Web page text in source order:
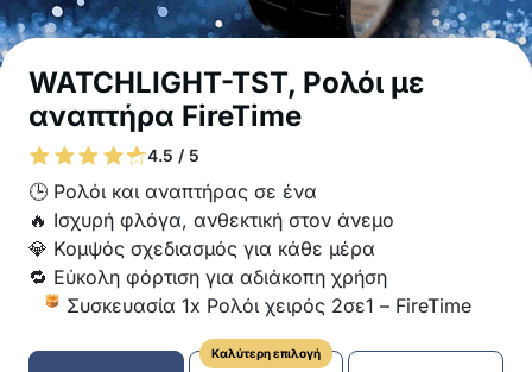
WATCHLIGHT-TST, Ρολόι με
αναπτήρα FireTime
4.5 / 5
🕒 Ρολόι και αναπτήρας σε ένα
🔥 Ισχυρή φλόγα, ανθεκτική στον άνεμο
💎 Κομψός σχεδιασμός για κάθε μέρα
🔁 Εύκολη φόρτιση για αδιάκοπη χρήση
Συσκευασία 1x Ρολόι χειρός 2σε1 – FireTime
Καλύτερη επιλογή